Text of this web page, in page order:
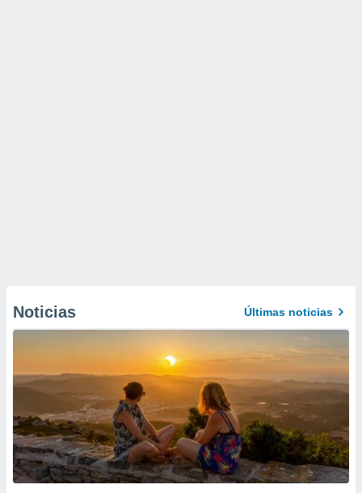
Noticias Últimas noticias